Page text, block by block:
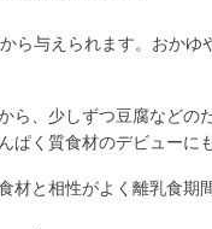
ら与えられます。おか
ら、少しずつ豆腐などの
ぱく質食材のデビューに
材と相性がよく離乳食期